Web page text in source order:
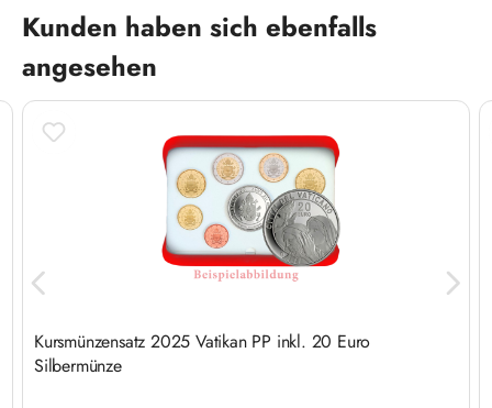
Produktgalerie überspringen
Kunden haben sich ebenfalls
angesehen
Kursmünzensatz 2025 Vatikan PP inkl. 20 Euro
Silbermünze